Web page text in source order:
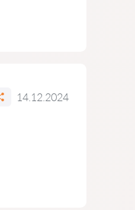
14.12.2024